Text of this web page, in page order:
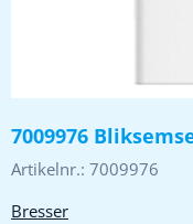
7009976
Artikelnr.: 7009976
Bresser